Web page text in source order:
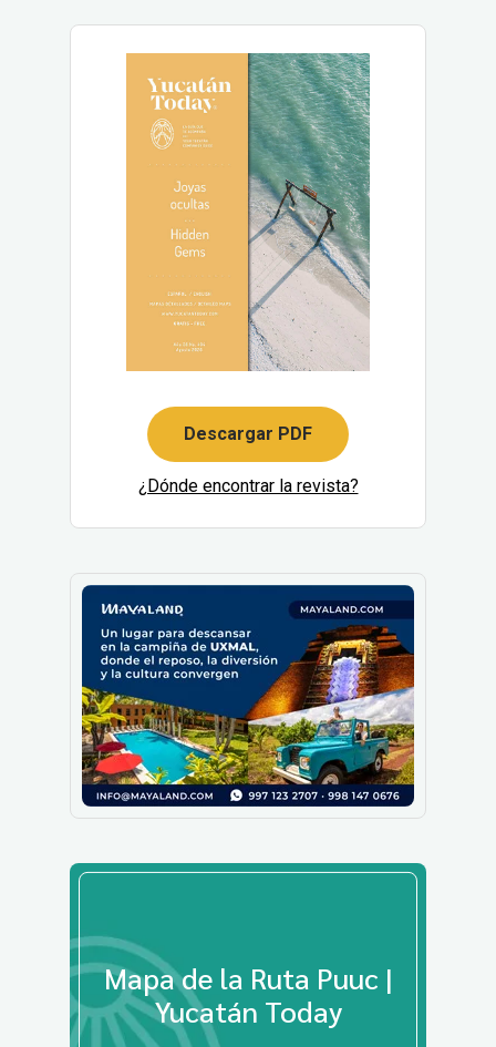
Descargar PDF
¿Dónde encontrar la revista?
Mapa de la Ruta Puuc |
Yucatán Today